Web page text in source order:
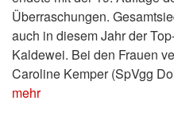
Überraschungen.
auch in diesem Jahr der
Kaldewei. Bei den Frauen
Caroline Kemper (SpVgg
mehr